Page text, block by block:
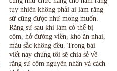
tuy nhiên không phải ai làm răng
sứ cũng được như mong muốn.
Răng sứ sau khi làm có thể bị
cộm, hở đường viền, khó ăn nhai,
màu sắc không đều. Trong bài
viết này chúng tôi sẽ chia sẻ về
răng sứ cộm nguyên nhân và cách